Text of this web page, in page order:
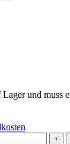
und muss
+